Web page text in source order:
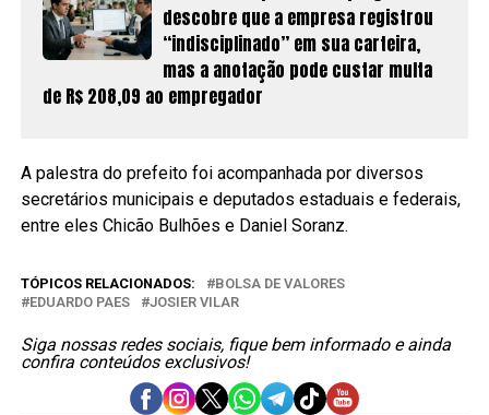
descobre que a empresa registrou
“indisciplinado” em sua carteira,
mas a anotação pode custar multa
de R$ 208,09 ao empregador
A palestra do prefeito foi acompanhada por diversos
secretários municipais e deputados estaduais e federais,
entre eles Chicão Bulhões e Daniel Soranz.
TÓPICOS RELACIONADOS:
BOLSA DE VALORES
EDUARDO PAES
JOSIER VILAR
Siga nossas redes sociais, fique bem informado e ainda
confira conteúdos exclusivos!